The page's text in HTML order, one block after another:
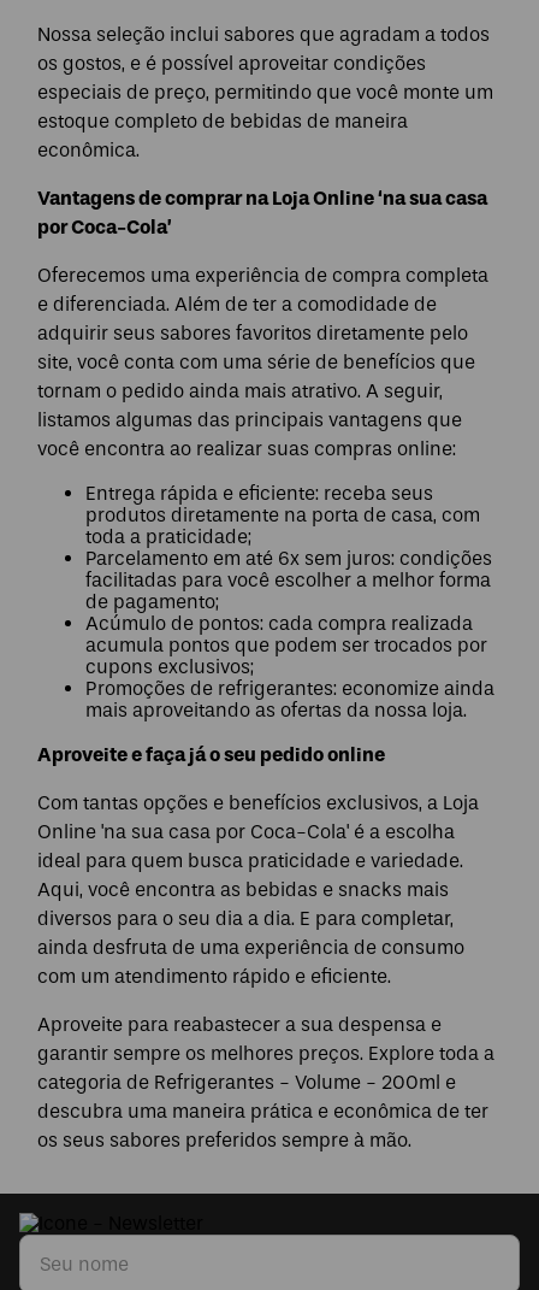
Nossa seleção inclui sabores que agradam a todos
os gostos, e é possível aproveitar condições
especiais de preço, permitindo que você monte um
estoque completo de bebidas de maneira
econômica.
Vantagens de comprar na Loja Online ‘na sua casa
por Coca-Cola’
Oferecemos uma experiência de compra completa
e diferenciada. Além de ter a comodidade de
adquirir seus sabores favoritos diretamente pelo
site, você conta com uma série de benefícios que
tornam o pedido ainda mais atrativo. A seguir,
listamos algumas das principais vantagens que
você encontra ao realizar suas compras online:
Entrega rápida e eficiente: receba seus
produtos diretamente na porta de casa, com
toda a praticidade;
Parcelamento em até 6x sem juros: condições
facilitadas para você escolher a melhor forma
de pagamento;
Acúmulo de pontos: cada compra realizada
acumula pontos que podem ser trocados por
cupons exclusivos;
Promoções de refrigerantes: economize ainda
mais aproveitando as ofertas da nossa loja.
Aproveite e faça já o seu pedido online
Com tantas opções e benefícios exclusivos, a Loja
Online 'na sua casa por Coca-Cola' é a escolha
ideal para quem busca praticidade e variedade.
Aqui, você encontra as bebidas e snacks mais
diversos para o seu dia a dia. E para completar,
ainda desfruta de uma experiência de consumo
com um atendimento rápido e eficiente.
Aproveite para reabastecer a sua despensa e
garantir sempre os melhores preços. Explore toda a
categoria de Refrigerantes - Volume - 200ml e
descubra uma maneira prática e econômica de ter
os seus sabores preferidos sempre à mão.